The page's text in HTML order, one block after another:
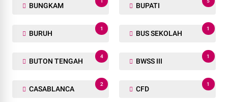
BUNGKAM BUPATI
BURUH
1
BUS SEKOLAH
1
BUTON TENGAH
4
BWSS III
1
CASABLANCA
2
CFD
1